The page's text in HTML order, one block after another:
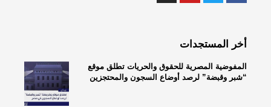
أخر المستجدات
المفوضية المصرية للحقوق والحريات تطلق موقع
“شبر وقبضة” لرصد أوضاع السجون والمحتجزين